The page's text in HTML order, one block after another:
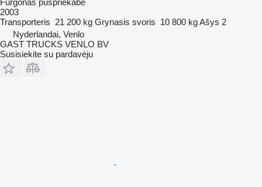
2003
Transporteris 21 200 kg Grynasis svoris 10 800 kgAšys 2
Nyderlandai, Venlo
GAST TRUCKS VENLO BV
Susisiekite su pardavėju